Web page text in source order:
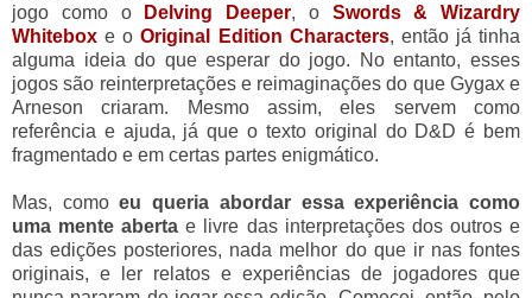
jogo como o
Delving Deeper, o Swords & Wizardry
Whitebox e oOriginal Edition Characters, então já tinha
alguma ideia do que esperar do jogo. No entanto, esses
jogos são reinterpretações e reimaginações do que Gygax e
Arneson criaram. Mesmo assim, eles servem como
referência e ajuda, já que o texto original do D&D é bem
fragmentado e em certas partes enigmático.
Mas, comoeu queria abordar essa experiência como
uma mente aberta e livre das interpretações dos outros e
das edições posteriores, nada melhor do que ir nas fontes
originais, e ler relatos e experiências de jogadores que